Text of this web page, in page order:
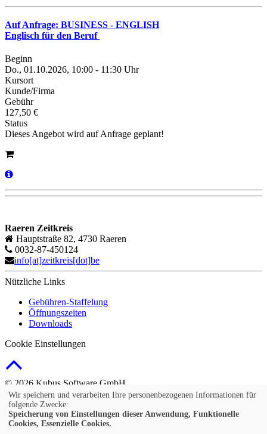
Auf Anfrage: BUSINESS - ENGLISH
Englisch für den Beruf
Beginn
Do., 01.10.2026, 10:00 - 11:30 Uhr
Kursort
Kunde/Firma
Gebühr
127,50 €
Status
Dieses Angebot wird auf Anfrage geplant!
Raeren Zeitkreis
Hauptstraße 82, 4730 Raeren
0032-87-450124
info[at]zeitkreis[dot]be
Nützliche Links
Gebühren-Staffelung
Öffnungszeiten
Downloads
Cookie Einstellungen
© 2026 Kubus Software GmbH
Impressum
AGB
Widerruf
Wir speichern und verarbeiten Ihre personenbezogenen Informationen für
folgende Zwecke:
Speicherung von Einstellungen dieser Anwendung, Funktionelle
Cookies, Essenzielle Cookies.